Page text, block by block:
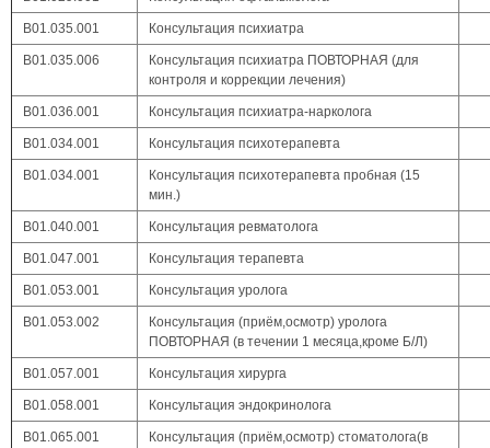
В01.035.001 Консультация психиатра
В01.035.006
Консультация психиатра ПОВТОРНАЯ (для
контроля и коррекции лечения)
В01.036.001 Консультация психиатра-нарколога
В01.034.001 Консультация психотерапевта
В01.034.001
Консультация психотерапевта пробная (15
мин.)
В01.040.001 Консультация ревматолога
В01.047.001 Консультация терапевта
В01.053.001 Консультация уролога
В01.053.002
Консультация (приём,осмотр) уролога
ПОВТОРНАЯ (в течении 1 месяца,кроме Б/Л)
В01.057.001 Консультация хирурга
В01.058.001 Консультация эндокринолога
В01.065.001
Консультация (приём,осмотр) стоматолога(в